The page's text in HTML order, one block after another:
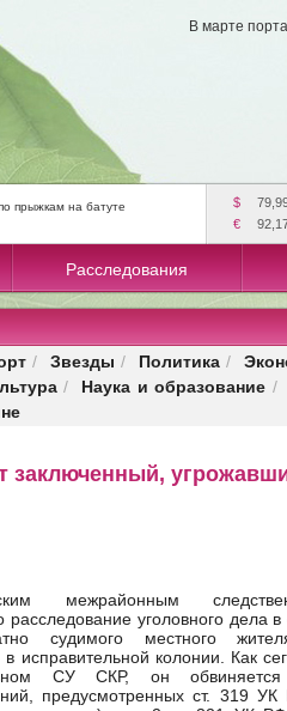
В марте
прыжкам на батуте
$
€
Расследования
/ Звезды / Политика /
/ Наука и образование /
заключенный,
межрайонным
расследование уголовного дела
судимого местного
в исправительной колонии. Как
СУ СКР, он
предусмотренных ст. 319